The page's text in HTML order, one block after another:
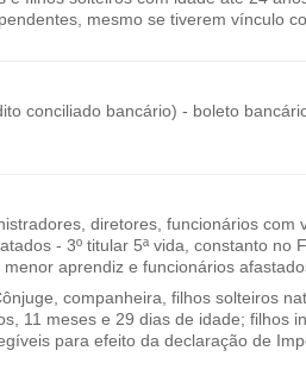
mesmo se tiverem vínculo
conciliado bancário) - boleto
diretores, funcionários com
- 3º titular 5ª vida, constanto no
aprendiz e funcionários
companheira, filhos solteiros
11 meses e 29 dias de idade; filhos
para efeito da declaração de